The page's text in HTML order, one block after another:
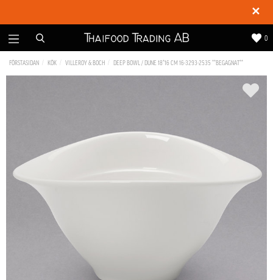
✕
0
FÖRSTASIDAN KÖK VILLEROY & BOCH DEEP BOWL / DUNE 18*16 CM 16-3293-2535 **BEGAGNAT**